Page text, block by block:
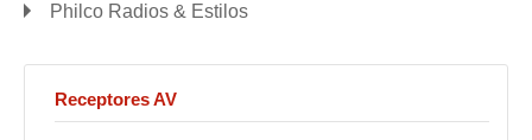
Philco Radios & Estilos
Receptores AV